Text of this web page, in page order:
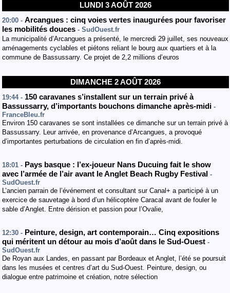
LUNDI 3 AOÛT 2026
20:00 - Arcangues : cinq voies vertes inaugurées pour favoriser
les mobilités douces - SudOuest.fr
La municipalité d’Arcangues a présenté, le mercredi 29 juillet, ses nouveaux
aménagements cyclables et piétons reliant le bourg aux quartiers et à la
commune de Bassussarry. Ce projet de 2,2 millions d’euros
DIMANCHE 2 AOÛT 2026
19:44 - 150 caravanes s’installent sur un terrain privé à
Bassussarry, d’importants bouchons dimanche après-midi -
FranceBleu.fr
Environ 150 caravanes se sont installées ce dimanche sur un terrain privé à
Bassussarry. Leur arrivée, en provenance d’Arcangues, a provoqué
d’importantes perturbations de circulation en fin d’après-midi.
18:01 - Pays basque : l’ex-joueur Nans Ducuing fait le show
avec l’armée de l’air avant le Anglet Beach Rugby Festival -
SudOuest.fr
L’ancien parrain de l’événement et consultant sur Canal+ a participé à un
exercice de sauvetage à bord d’un hélicoptère Caracal avant de fouler le
sable d’Anglet. Entre dérision et passion pour l’Ovalie,
12:30 - Peinture, design, art contemporain… Cinq expositions
qui méritent un détour au mois d’août dans le Sud-Ouest -
SudOuest.fr
De Royan aux Landes, en passant par Bordeaux et Anglet, l’été se poursuit
dans les musées et centres d’art du Sud-Ouest. Peinture, design, ou
dialogue entre patrimoine et création, notre sélection